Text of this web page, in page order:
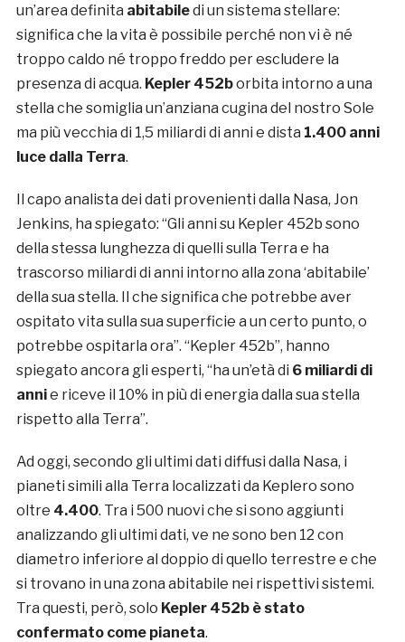
un’area definita abitabiledi un sistema stellare:
significa che la vita è possibile perché non vi è né
troppo caldo né troppo freddo per escludere la
presenza di acqua. Kepler 452borbita intorno a una
stella che somiglia un’anziana cugina del nostro Sole
ma più vecchia di 1,5 miliardi di anni e dista 1.400 anni
luce dalla Terra.
Il capo analista dei dati provenienti dalla Nasa, Jon
Jenkins, ha spiegato: “Gli anni su Kepler 452b sono
della stessa lunghezza di quelli sulla Terra e ha
trascorso miliardi di anni intorno alla zona ‘abitabile’
della sua stella. Il che significa che potrebbe aver
ospitato vita sulla sua superficie a un certo punto, o
potrebbe ospitarla ora”. “Kepler 452b”, hanno
spiegato ancora gli esperti, “ha un’età di 6 miliardi di
annie riceve il 10% in più di energia dalla sua stella
rispetto alla Terra”.
Ad oggi, secondo gli ultimi dati diffusi dalla Nasa, i
pianeti simili alla Terra localizzati da Keplero sono
oltre 4.400. Tra i 500 nuovi che si sono aggiunti
analizzando gli ultimi dati, ve ne sono ben 12 con
diametro inferiore al doppio di quello terrestre e che
si trovano in una zona abitabile nei rispettivi sistemi.
Tra questi, però, solo Kepler 452b è stato
confermato come pianeta.